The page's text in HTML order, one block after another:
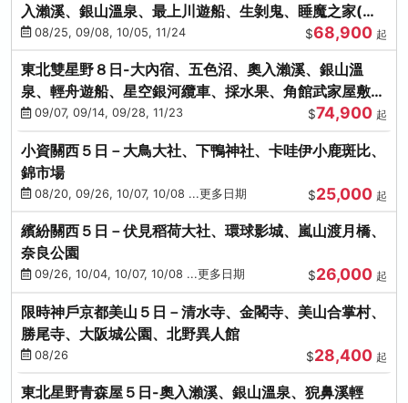
入瀨溪、銀山溫泉、最上川遊船、生剝鬼、睡魔之家(不
進免稅店)(仙/青)
08/25, 09/08, 10/05, 11/24 $68,900 起
東北雙星野８日-大內宿、五色沼、奧入瀨溪、銀山溫
泉、輕舟遊船、星空銀河纜車、採水果、角館武家屋敷
(不進免稅店)(仙/青)
09/07, 09/14, 09/28, 11/23 $74,900 起
小資關西５日－大鳥大社、下鴨神社、卡哇伊小鹿斑比、
錦市場
08/20, 09/26, 10/07, 10/08 ...更多日期 $25,000 起
繽紛關西５日－伏見稻荷大社、環球影城、嵐山渡月橋、
奈良公園
09/26, 10/04, 10/07, 10/08 ...更多日期 $26,000 起
限時神戶京都美山５日－清水寺、金閣寺、美山合掌村、
勝尾寺、大阪城公園、北野異人館
08/26 $28,400 起
東北星野青森屋５日-奧入瀨溪、銀山溫泉、猊鼻溪輕